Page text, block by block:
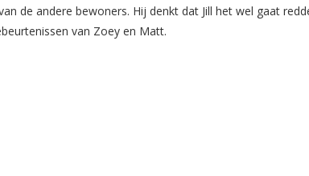
de andere bewoners. Hij denkt dat Jill het wel gaat
van Zoey en Matt.